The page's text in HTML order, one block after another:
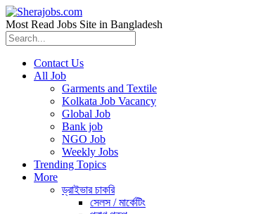
Most Read Jobs Site in Bangladesh
Contact Us
All Job
Garments and Textile
Kolkata Job Vacancy
Global Job
Bank job
NGO Job
Weekly Jobs
Trending Topics
More
ড্রাইভার চাকরি
সেলস / মার্কেটিং